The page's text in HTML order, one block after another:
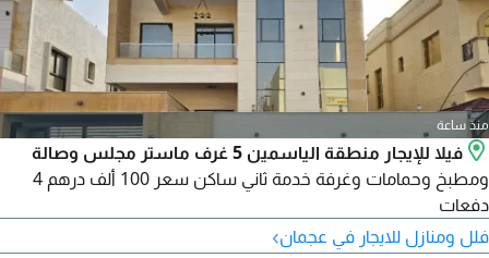
منذ ساعة
فيلا للإيجار منطقة الياسمين 5 غرف ماستر مجلس وصالة
ومطبخ وحمامات وغرفة خدمة ثاني ساكن سعر 100 ألف درهم 4
دفعات
فلل ومنازل للايجار في عجمان›